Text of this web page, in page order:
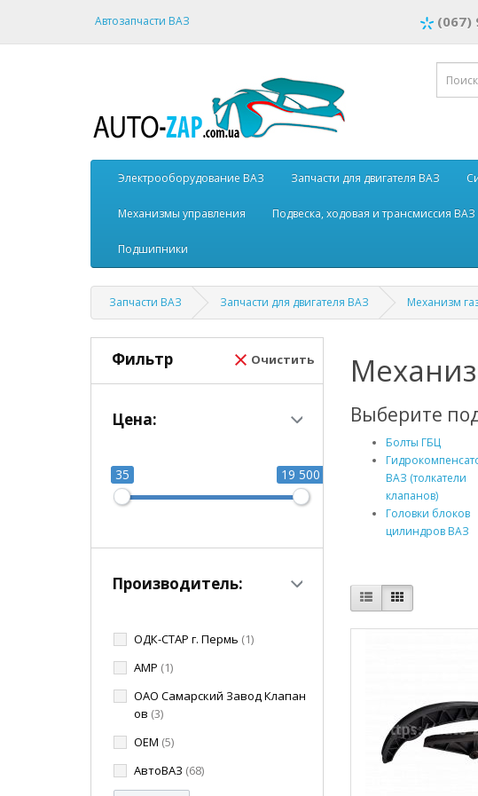
Автозапчасти ВАЗ (067)
Электрооборудование ВАЗ Запчасти для двигателя ВАЗ
Механизмы управления Подвеска, ходовая и трансмиссия ВАЗ
Подшипники
Запчасти ВАЗ Запчасти для двигателя ВАЗ Механизм
Очистить
Фильтр
Цена:
35 19 500
Производитель:
ОДК-СТАР г. Пермь (1)
AMP (1)
ОАО Самарский Завод Клапан
ов (3)
OEM (5)
АвтоВАЗ (68)
Выберите
Болты ГБЦ
ВАЗ (толкатели
клапанов)
Головки блоков
цилиндров ВАЗ